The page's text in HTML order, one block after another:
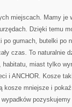
miejscach. Mamy je
Dzięki temu
gumach, butelki po
czas. To naturalnie
miast tylko
i ANCHOR. Kosze
kosze mniejsze i